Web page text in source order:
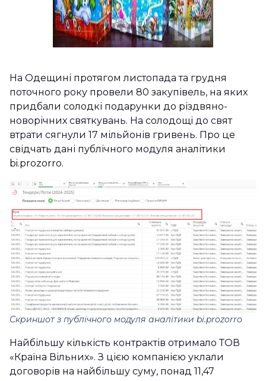
На Одещині протягом листопада та грудня
поточного року провели 80 закупівель, на яких
придбали солодкі подарунки до різдвяно-
новорічних святкувань. На солодощі до свят
втрати сягнули 17 мільйонів гривень. Про це
свідчать дані публічного модуля аналітики
bi.prozorro.
Скриншот з публічного модуля аналітики bi.prozorro
Найбільшу кількість контрактів отримало ТОВ
«Країна Вільних». З цією компанією уклали
договорів на найбільшу суму, понад 11,47